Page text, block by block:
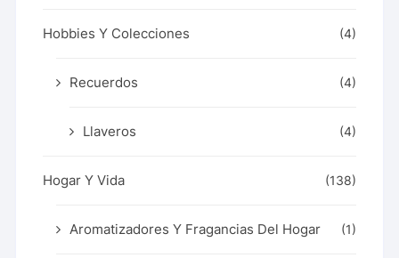
Hobbies Y Colecciones (4)
Recuerdos (4)
Llaveros (4)
Hogar Y Vida (138)
Aromatizadores Y Fragancias Del Hogar (1)